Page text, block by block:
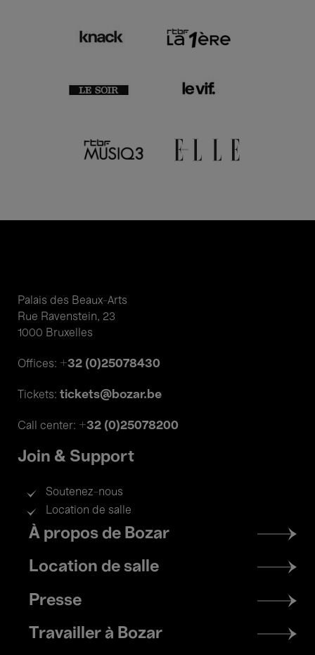
Palais des Beaux-Arts
Rue Ravenstein, 23
1000 Bruxelles
Offices: +32 (0)25078430
Tickets: tickets@bozar.be
Call center: +32 (0)25078200
Join & Support
Soutenez-nous
Location de salle
Footer
menu
À propos de Bozar
Location de salle
Presse
Travailler à Bozar